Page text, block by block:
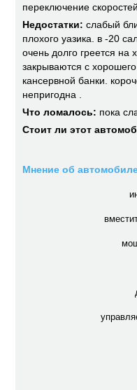
переключение скоростей.
Недостатки: слабый
плохого уазика. в -20
очень долго греется на
закрываются с
кансервной банки.
непригодна .
Что ломалось: пока
Стоит ли этот
Мнение об